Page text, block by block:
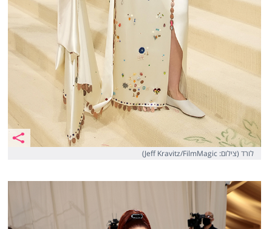
לורד (צילום: Jeff Kravitz/FilmMagic)